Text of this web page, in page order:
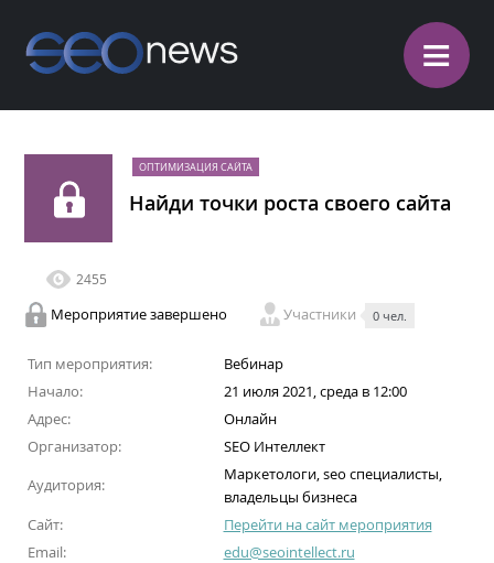
≡
ОПТИМИЗАЦИЯ САЙТА
Найди точки роста своего сайта
2455
Мероприятие завершено Участники 0 чел.
Тип мероприятия:
Вебинар
Начало:
21 июля 2021, среда в 12:00
Адрес:
Онлайн
Организатор:
SEO Интеллект
Аудитория:
Маркетологи, seo специалисты,
владельцы бизнеса
Сайт:
Перейти на сайт мероприятия
Email:
edu@seointellect.ru